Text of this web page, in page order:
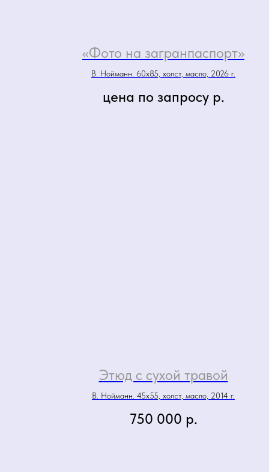
«Фото на загранпаспорт»
В. Нойманн. 60х85, холст, масло, 2026 г.
цена по запросу р.
Этюд с сухой травой
В. Нойманн. 45х55, холст, масло, 2014 г.
750 000 р.